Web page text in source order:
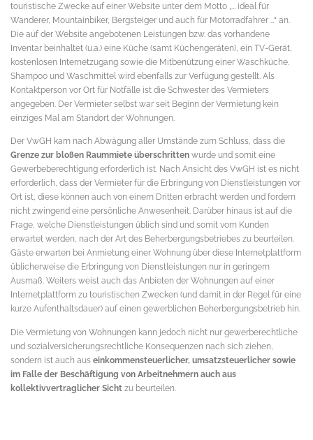
touristische Zwecke auf einer Website unter dem Motto „… ideal für
Wanderer, Mountainbiker, Bergsteiger und auch für Motorradfahrer …“ an.
Die auf der Website angebotenen Leistungen bzw. das vorhandene
Inventar beinhaltet (u.a.) eine Küche (samt Küchengeräten), ein TV-Gerät,
kostenlosen Internetzugang sowie die Mitbenützung einer Waschküche.
Shampoo und Waschmittel wird ebenfalls zur Verfügung gestellt. Als
Kontaktperson vor Ort für Notfälle ist die Schwester des Vermieters
angegeben. Der Vermieter selbst war seit Beginn der Vermietung kein
einziges Mal am Standort der Wohnungen.
Der VwGH kam nach Abwägung aller Umstände zum Schluss, dass die
Grenze zur bloßen Raummiete überschritten wurde und somit eine
Gewerbeberechtigung erforderlich ist. Nach Ansicht des VwGH ist es nicht
erforderlich, dass der Vermieter für die Erbringung von Dienstleistungen vor
Ort ist, diese können auch von einem Dritten erbracht werden und fordern
nicht zwingend eine persönliche Anwesenheit. Darüber hinaus ist auf die
Frage, welche Dienstleistungen üblich sind und somit vom Kunden
erwartet werden, nach der Art des Beherbergungsbetriebes zu beurteilen.
Gäste erwarten bei Anmietung einer Wohnung über diese Internetplattform
üblicherweise die Erbringung von Dienstleistungen nur in geringem
Ausmaß. Weiters weist auch das Anbieten der Wohnungen auf einer
Internetplattform zu touristischen Zwecken (und damit in der Regel für eine
kurze Aufenthaltsdauer) auf einen gewerblichen Beherbergungsbetrieb hin.
Die Vermietung von Wohnungen kann jedoch nicht nur gewerberechtliche
und sozialversicherungsrechtliche Konsequenzen nach sich ziehen,
sondern ist auch aus einkommensteuerlicher, umsatzsteuerlicher sowie
im Falle der Beschäftigung von Arbeitnehmern auch aus
kollektivvertraglicher Sicht zu beurteilen.